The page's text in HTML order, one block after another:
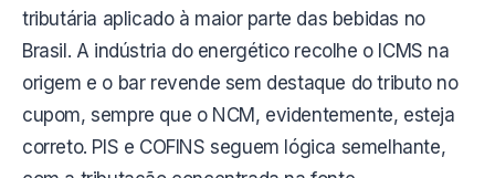
tributária aplicado à maior parte das bebidas no
Brasil. A indústria do energético recolhe o ICMS na
origem e o bar revende sem destaque do tributo no
cupom, sempre que o NCM, evidentemente, esteja
correto. PIS e COFINS seguem lógica semelhante,